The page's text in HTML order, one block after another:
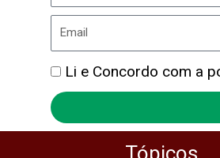
Email
Política
de
Privacidade
Li e Concordo com a
Tópicos